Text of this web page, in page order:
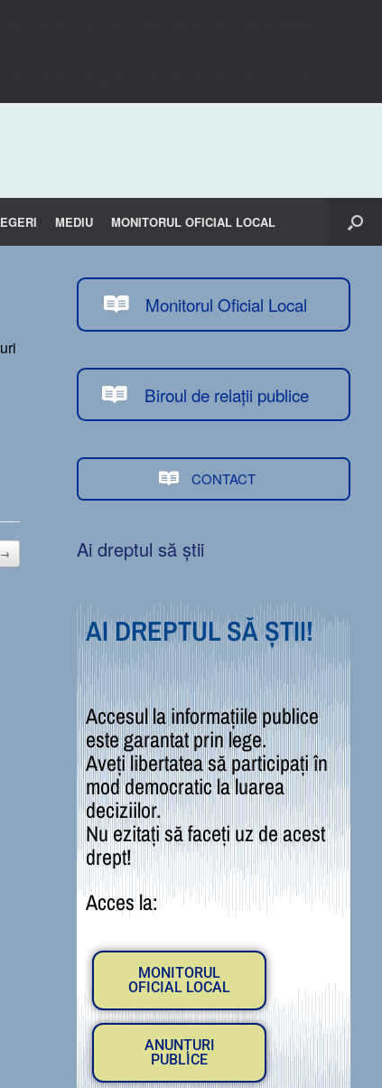
MEDIU MONITORUL OFICIAL LOCAL
→
Monitorul Oficial Local
Biroul de relații publice
CONTACT
Ai dreptul să știi
AI DREPTUL SĂ ȘTII!
Accesul la informațiile publice
este garantat prin lege.
Aveți libertatea să participați în
mod democratic la luarea
deciziilor.
Nu ezitați să faceți uz de acest
drept!
Acces la:
MONITORUL
OFICIAL LOCAL
ANUNȚURI
PUBLICE